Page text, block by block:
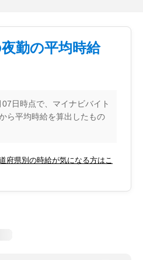
勤の平均時給
日時点で、マイナビバイト
ら平均時給を算出したもの
府県別の時給が気になる方はこ